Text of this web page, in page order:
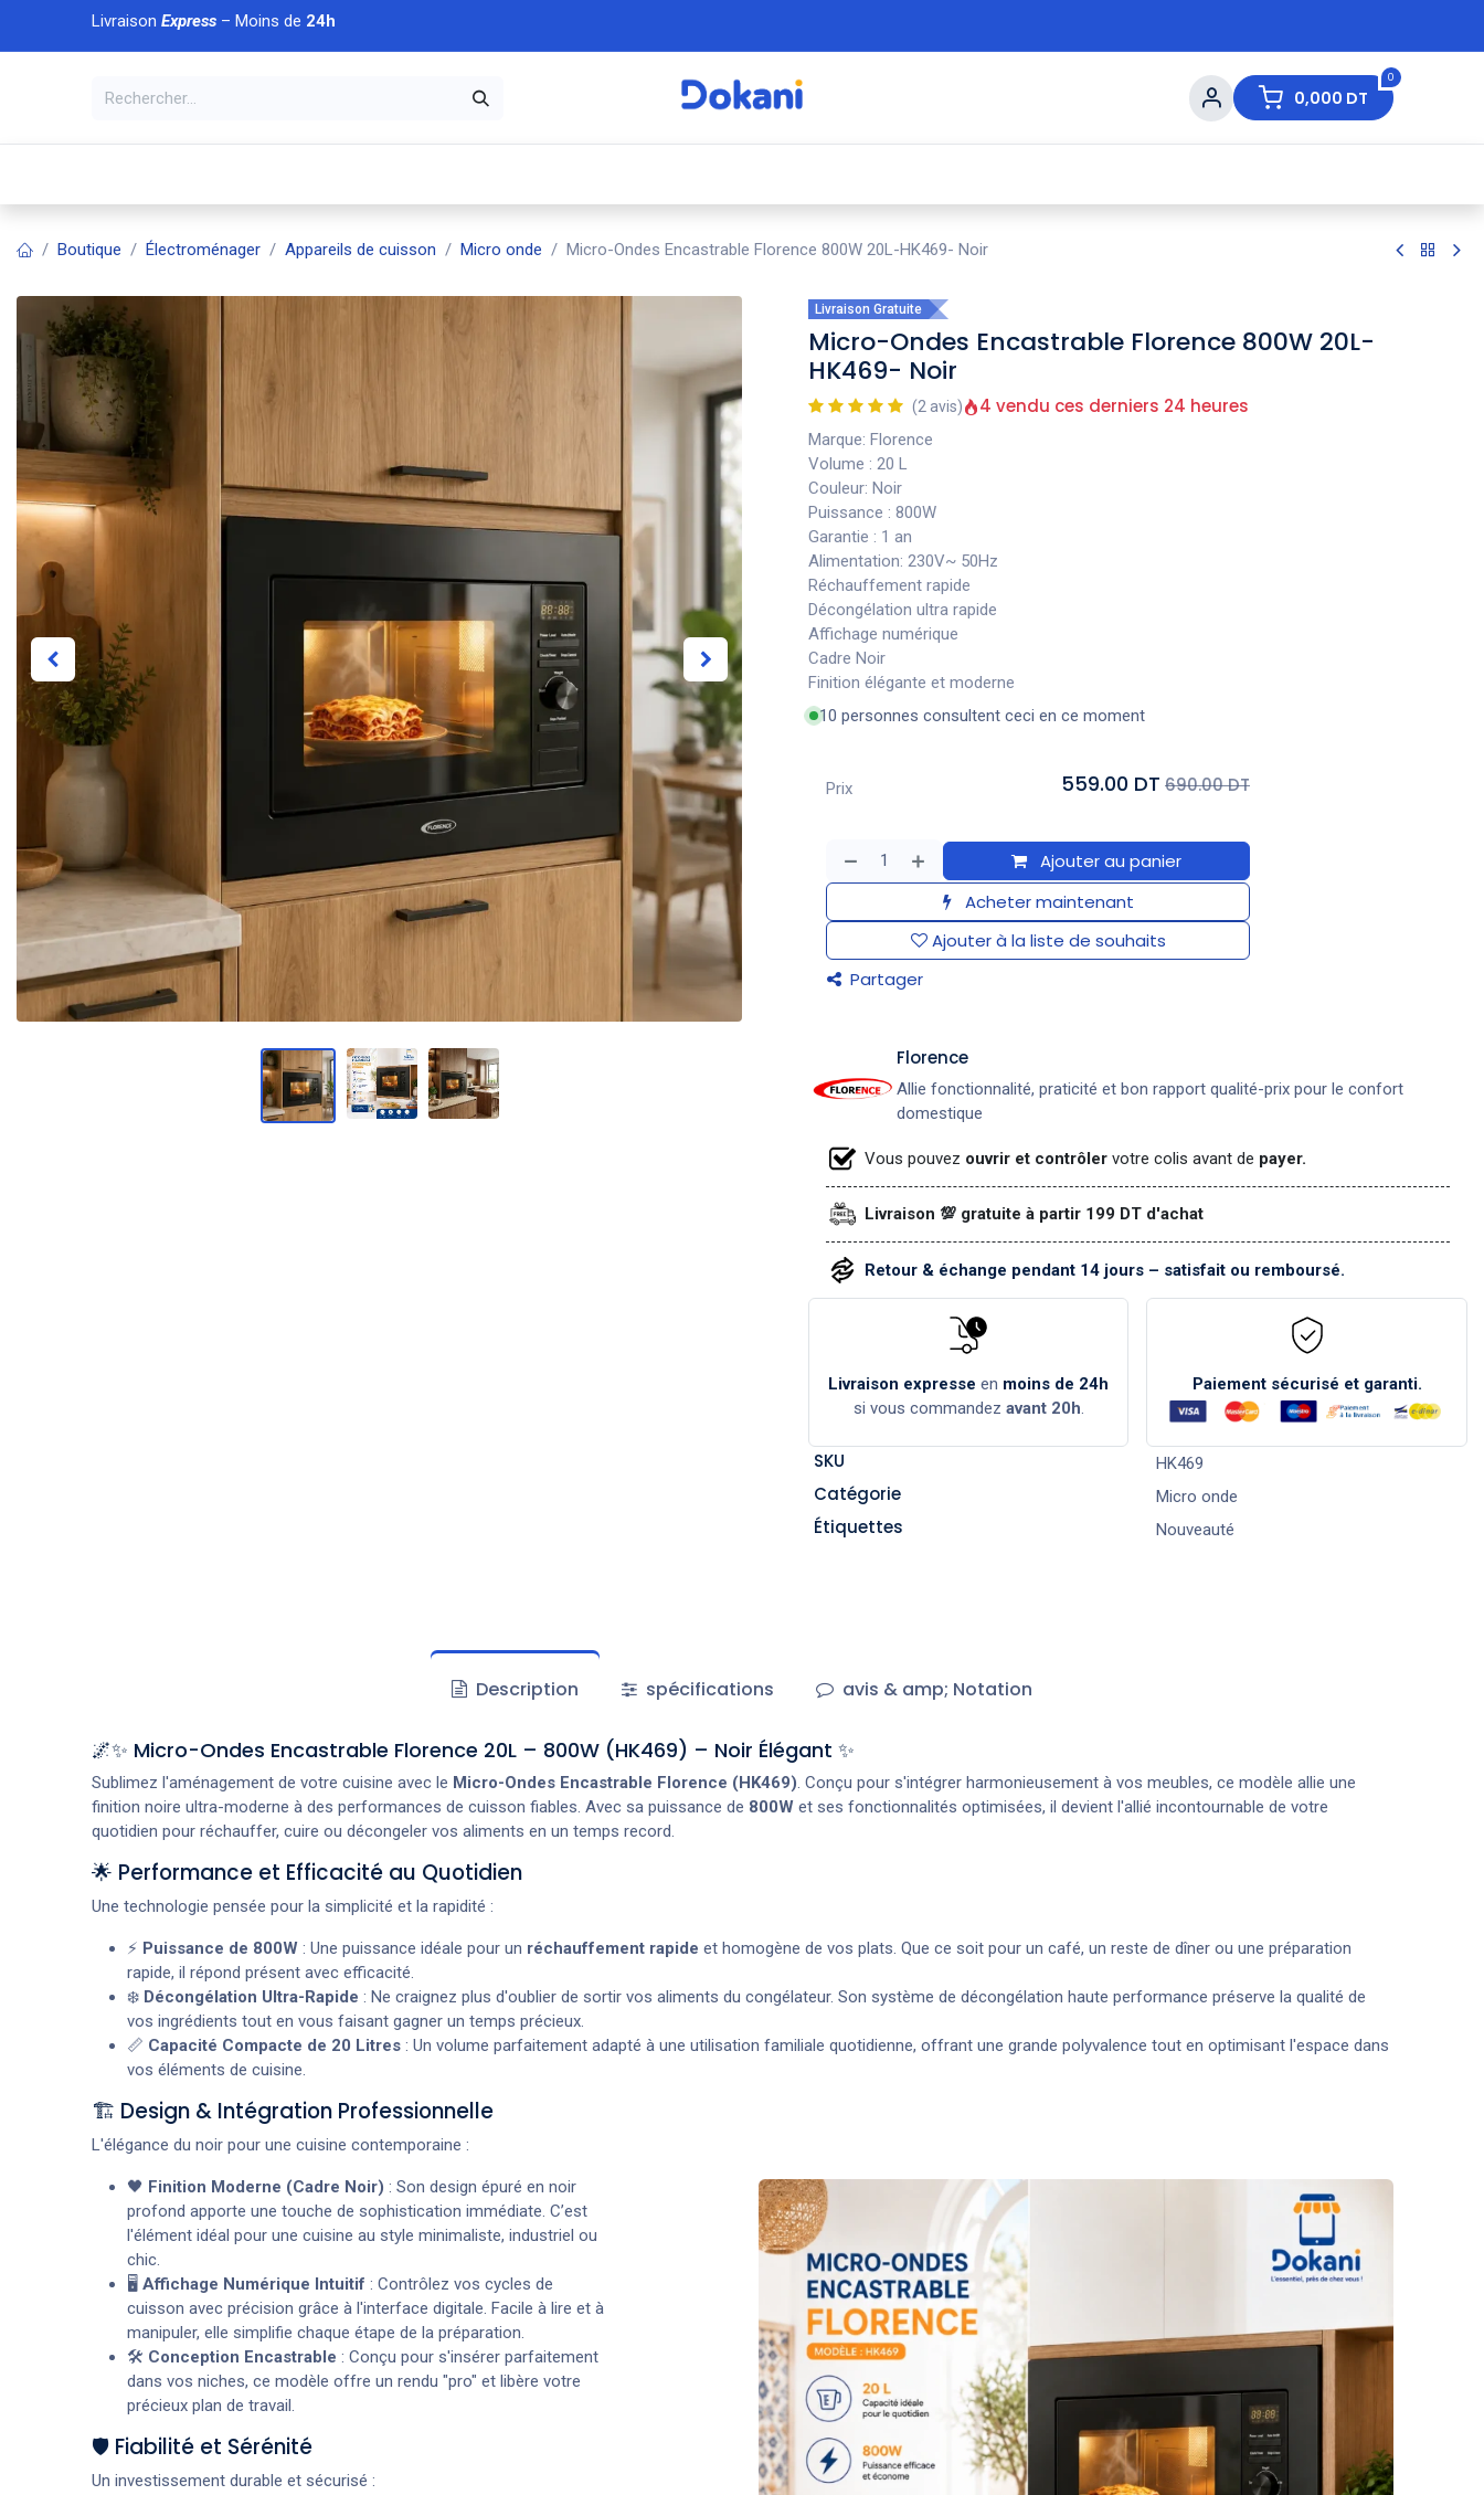
Se rendre au contenu
Livraison Express– Moins de 24h
0
0,000 DT
À DÉCOUVRIR
Boutique Électroménager Appareils de cuisson Micro onde Micro-Ondes Encastrable Florence 800W 20L-HK469- Noir
Livraison Gratuite
Micro-Ondes Encastrable Florence 800W 20L-
HK469- Noir
(2 avis) 4 vendu ces derniers 24 heures
Marque: Florence
Volume : 20 L
Couleur: Noir
Puissance : 800W
Garantie : 1 an
Alimentation: 230V~ 50Hz
Réchauffement rapide
Décongélation ultra rapide
Affichage numérique
Cadre Noir
Finition élégante et moderne
10 personnes consultent ceci en ce moment
Ajouter au panier
Acheter maintenant
Ajouter à la liste de souhaits
Partager
Prix 559.00 DT 690.00 DT
​Florence
Allie fonctionnalité, praticité et bon rapport qualité-prix pour le confort
domestique
Vous pouvez ouvrir et contrôler votre colis avant de payer.
Livraison 💯 gratuite à partir 199 DT d'achat
Retour & échange pendant 14 jours – satisfait ou remboursé.
Livraison expresse en moins de 24h
si vous commandez avant 20h.
Paiement sécurisé et garanti.
SKU HK469
Catégorie Micro onde
Étiquettes Nouveauté
Description spécifications avis & amp; Notation
🌌✨ Micro-Ondes Encastrable Florence 20L – 800W (HK469) – Noir Élégant ✨
Sublimez l'aménagement de votre cuisine avec le Micro-Ondes Encastrable Florence (HK469). Conçu pour s'intégrer harmonieusement à vos meubles, ce modèle allie une
finition noire ultra-moderne à des performances de cuisson fiables. Avec sa puissance de 800Wet ses fonctionnalités optimisées, il devient l'allié incontournable de votre
quotidien pour réchauffer, cuire ou décongeler vos aliments en un temps record.
🌟 Performance et Efficacité au Quotidien
Une technologie pensée pour la simplicité et la rapidité :
⚡ Puissance de 800W: Une puissance idéale pour un réchauffement rapide et homogène de vos plats. Que ce soit pour un café, un reste de dîner ou une préparation
rapide, il répond présent avec efficacité.
❄️ Décongélation Ultra-Rapide : Ne craignez plus d'oublier de sortir vos aliments du congélateur. Son système de décongélation haute performance préserve la qualité de
vos ingrédients tout en vous faisant gagner un temps précieux.
📏 Capacité Compacte de 20 Litres: Un volume parfaitement adapté à une utilisation familiale quotidienne, offrant une grande polyvalence tout en optimisant l'espace dans
vos éléments de cuisine.
🏗️ Design & Intégration Professionnelle
L'élégance du noir pour une cuisine contemporaine :
🖤 Finition Moderne (Cadre Noir) : Son design épuré en noir
profond apporte une touche de sophistication immédiate. C’est
l'élément idéal pour une cuisine au style minimaliste, industriel ou
chic.
🖥️ Affichage Numérique Intuitif : Contrôlez vos cycles de
cuisson avec précision grâce à l'interface digitale. Facile à lire et à
manipuler, elle simplifie chaque étape de la préparation.
🛠️ Conception Encastrable : Conçu pour s'insérer parfaitement
dans vos niches, ce modèle offre un rendu "pro" et libère votre
précieux plan de travail.
🛡️ Fiabilité et Sérénité
Un investissement durable et sécurisé :